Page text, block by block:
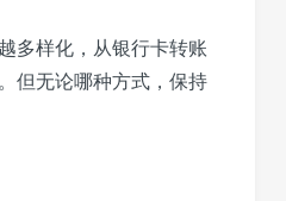
多样化，从银行卡转账
但无论哪种方式，保持